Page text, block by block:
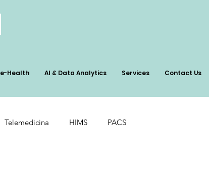
e-Health AI & Data Analytics Services Contact Us
Telemedicina HIMS PACS